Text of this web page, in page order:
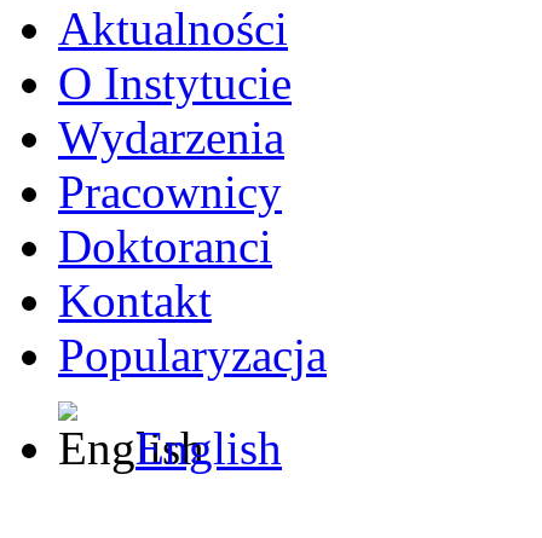
Aktualności
O Instytucie
Wydarzenia
Pracownicy
Doktoranci
Kontakt
Popularyzacja
English